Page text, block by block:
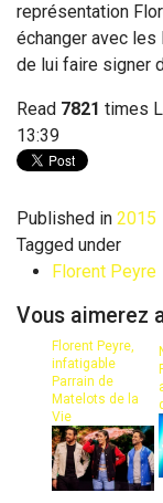
représentation
échanger avec les
de lui faire signer
Read 7821 times
13:39
Published in 2015
Tagged under
Florent Peyre
Vous aimerez
Florent Peyre,
infatigable
Parrain de
Matelots de la
Vie